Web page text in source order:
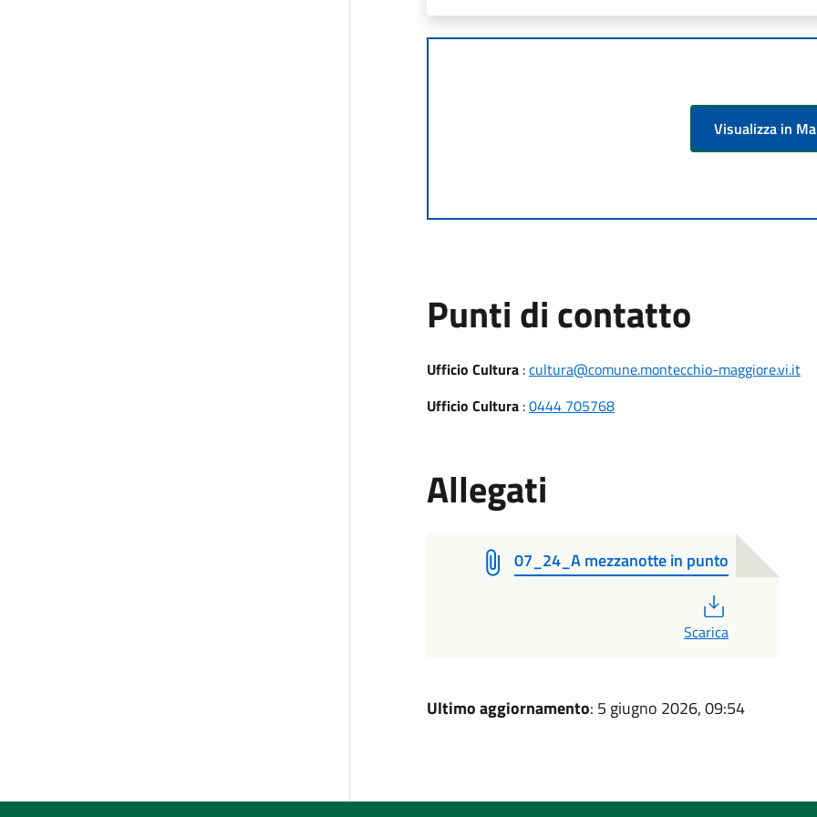
Visualizza in
Punti di contatto
Ufficio Cultura:cultura@comune.montecchio-maggiore.vi.it
Ufficio Cultura:0444 705768
Allegati
07_24_A mezzanotte in punto
Scarica
Ultimo aggiornamento: 5 giugno 2026, 09:54